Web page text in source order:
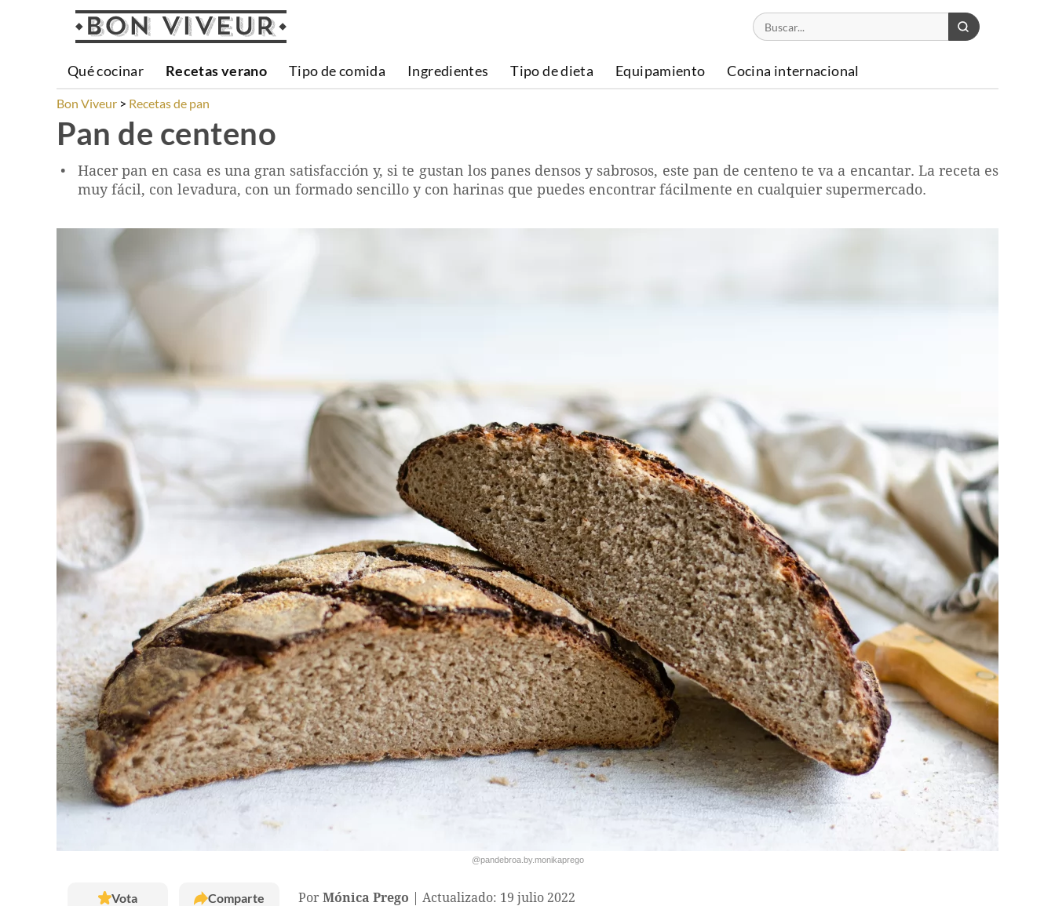
Qué cocinar Recetas verano Tipo de comida Ingredientes Tipo de dieta Equipamiento Cocina internacional
Bon Viveur Recetas de pan
Pan de centeno
@pandebroa.by.monikaprego
Hacer pan en casa es una gran satisfacción y, si te gustan los panes densos y sabrosos, este pan de centeno te va a encantar. La receta es
muy fácil, con levadura, con un formado sencillo y con harinas que puedes encontrar fácilmente en cualquier supermercado.
Vota Comparte Por Mónica Prego Actualizado: 19 julio 2022